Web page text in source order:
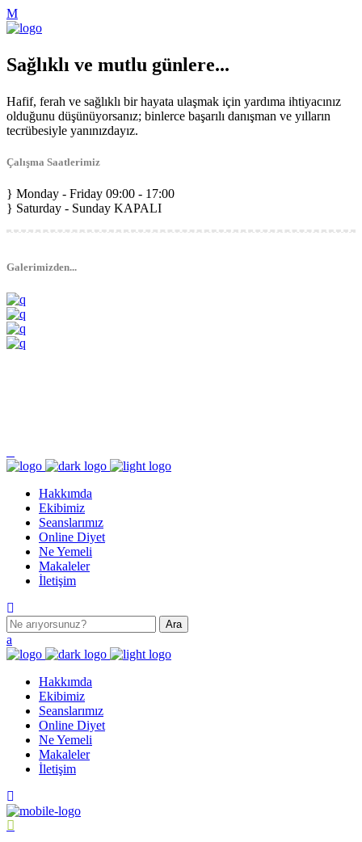
Sağlıklı ve mutlu günlere...
Hafif, ferah ve sağlıklı bir hayata ulaşmak için yardıma ihtiyacınız
olduğunu düşünüyorsanız; binlerce başarılı danışman ve yılların
tecrübesiyle yanınızdayız.
Çalışma Saatlerimiz
Monday - Friday 09:00 - 17:00
Saturday - Sunday KAPALI
Galerimizden...
Hakkımda
Ekibimiz
Seanslarımız
Online Diyet
Ne Yemeli
Makaleler
İletişim
Hakkımda
Ekibimiz
Seanslarımız
Online Diyet
Ne Yemeli
Makaleler
İletişim